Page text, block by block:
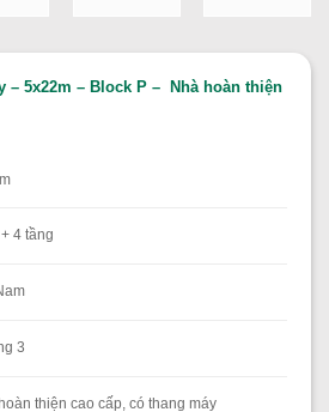
– 5x22m – Block P – Nhà hoàn thiện
4 tầng
3
thiện cao cấp, có thang máy